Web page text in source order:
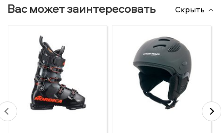
Вас может заинтересовать Скрыть